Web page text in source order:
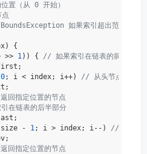
置（从 0 开始）
点
如果索引超出范围
{
>> 1)) { // 如果索引在链表的前半部分
0; i < index; i++) // 从头节点开始向
回指定位置的节点
在链表的后半部分
size - 1; i > index; i--) // 从尾节
回指定位置的节点